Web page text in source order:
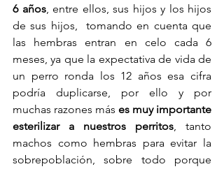
6 años, entre ellos, sus hijos y los hijos
de sus hijos,  tomando en cuenta que
las hembras entran en celo cada 6
meses, ya que la expectativa de vida de
un perro ronda los 12 años esa cifra
podría duplicarse, por ello y por
muchas razones más es muy importante
esterilizar a nuestros perritos, tanto
machos como hembras para evitar la
sobrepoblación, sobre todo porque